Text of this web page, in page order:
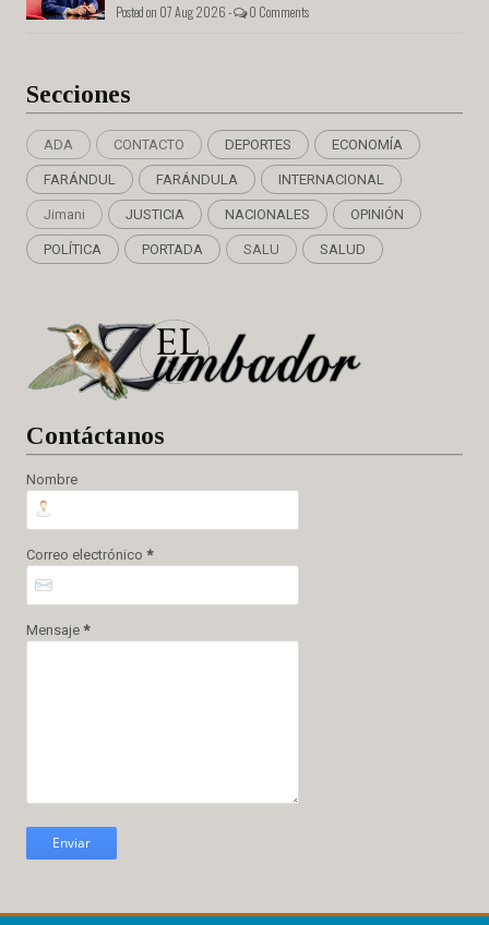
Posted on 07 Aug 2026 - 0 Comments
Secciones
ADA CONTACTO DEPORTES ECONOMÍA
FARÁNDUL FARÁNDULA INTERNACIONAL
Jimani JUSTICIA NACIONALES OPINIÓN
POLÍTICA PORTADA SALU SALUD
Contáctanos
Nombre
Correo electrónico *
Mensaje *